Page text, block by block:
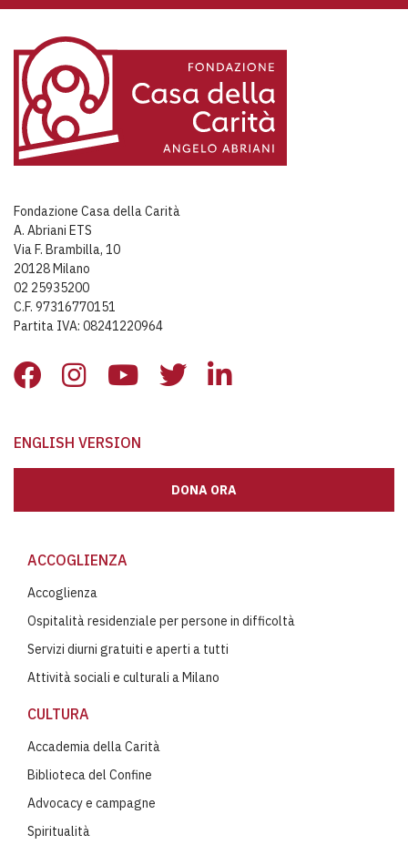
Fondazione Casa della Carità
A. Abriani ETS
Via F. Brambilla, 10
20128 Milano
02 25935200
C.F. 97316770151
Partita IVA: 08241220964
ENGLISH VERSION
DONA ORA
ACCOGLIENZA
Accoglienza
Ospitalità residenziale per persone in difficoltà
Servizi diurni gratuiti e aperti a tutti
Attività sociali e culturali a Milano
CULTURA
Accademia della Carità
Biblioteca del Confine
Advocacy e campagne
Spiritualità